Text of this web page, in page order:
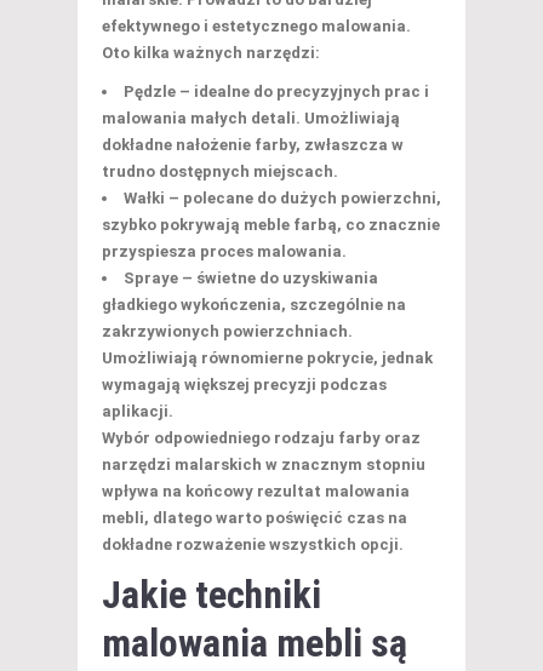
efektywnego i estetycznego malowania.
Oto kilka ważnych narzędzi:
Pędzle – idealne do precyzyjnych prac i
malowania małych detali. Umożliwiają
dokładne nałożenie farby, zwłaszcza w
trudno dostępnych miejscach.
Wałki – polecane do dużych powierzchni,
szybko pokrywają meble farbą, co znacznie
przyspiesza proces malowania.
Spraye – świetne do uzyskiwania
gładkiego wykończenia, szczególnie na
zakrzywionych powierzchniach.
Umożliwiają równomierne pokrycie, jednak
wymagają większej precyzji podczas
aplikacji.
Wybór odpowiedniego rodzaju farby oraz
narzędzi malarskich w znacznym stopniu
wpływa na końcowy rezultat malowania
mebli, dlatego warto poświęcić czas na
dokładne rozważenie wszystkich opcji.
Jakie techniki
malowania mebli są